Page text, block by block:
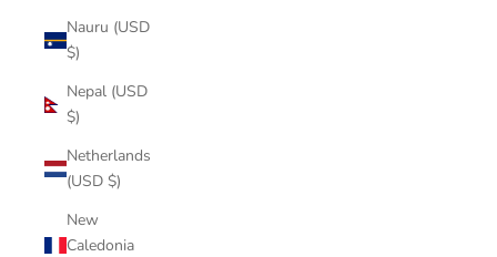
Nauru (USD
$)
Nepal (USD
$)
Netherlands
(USD $)
New
Caledonia